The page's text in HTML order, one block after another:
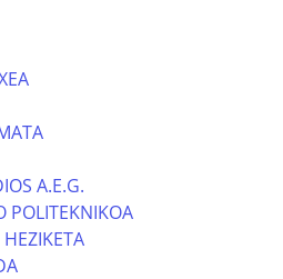
A.E.G.
POLITEKNIKOA